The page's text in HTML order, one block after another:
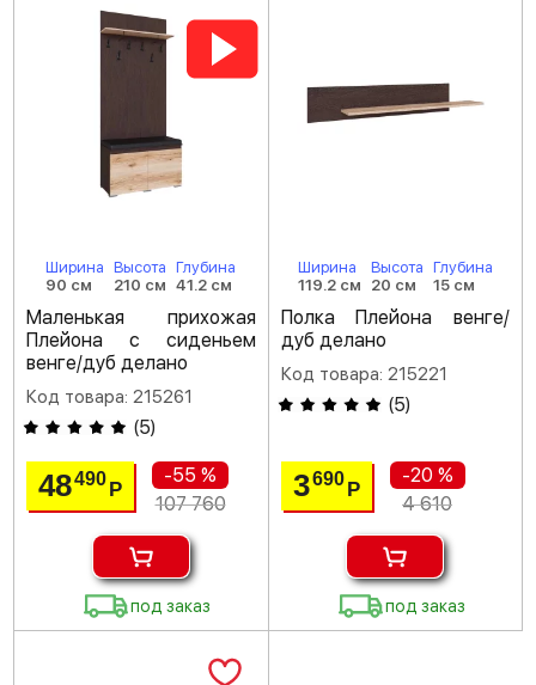
Ширина
90 см
Высота
210 см
Глубина
41.2 см
Маленькая прихожая
Плейона с сиденьем
венге/дуб делано
Код товара: 215261
(5)
48490Р
-55 %
107 760
под заказ
Ширина
119.2 см
Высота
20 см
Глубина
15 см
Полка Плейона венге/
дуб делано
Код товара: 215221
(5)
3690 Р
-20 %
4 610
под заказ